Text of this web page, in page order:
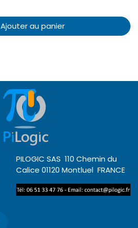
Ajouter au panier
PILOGIC SAS 110 Chemin du
Calice 01120 Montluel FRANCE